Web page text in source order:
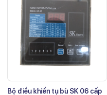
Bộ điều khiển tụ bù SK 06 cấp